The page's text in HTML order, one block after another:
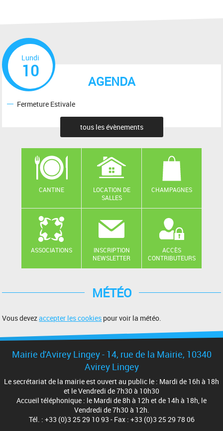
AGENDA
Lundi
10
Fermeture Estivale
tous les évènements
CANTINE
LOCATION DE
SALLES
CHAMPAGNES
ASSOCIATIONS
INSCRIPTION
NEWSLETTER
ACCÈS
CONTRIBUTEURS
MÉTÉO
Vous devezaccepter les cookies pour voir la météo.
Mairie d'Avirey Lingey - 14, rue de la Mairie, 10340
Avirey Lingey
Le secrétariat de la mairie est ouvert au public le : Mardi de 16h à 18h
et le Vendredi de 7h30 à 10h30
Accueil téléphonique : le Mardi de 8h à 12h et de 14h à 18h, le
Vendredi de 7h30 à 12h.
Tél. : +33 (0)3 25 29 10 93 - Fax : +33 (0)3 25 29 78 06